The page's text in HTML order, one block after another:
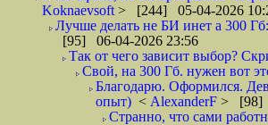
Koknaevsoft > [244] 05-04-2026
Лучше делать не БИ инет а 300
[95] 06-04-2026 23:56
Так от чего зависит выбор?
Свой, на 300 Гб. нужен вот
Благодарю. Оформился.
опыт) < AlexanderF > [98]
Странно, что сами